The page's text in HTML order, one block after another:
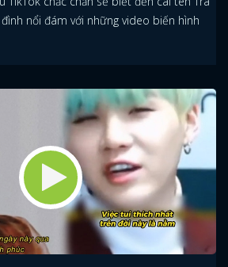
nổi đám với những video biến hình